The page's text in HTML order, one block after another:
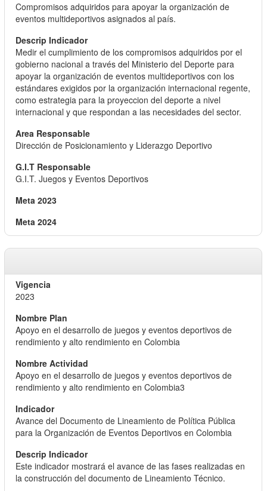
Compromisos adquiridos para apoyar la organización de
eventos multideportivos asignados al país.
Medir el cumplimiento de los compromisos adquiridos por el
gobierno nacional a través del Ministerio del Deporte para
apoyar la organización de eventos multideportivos con los
estándares exigidos por la organización internacional regente,
como estrategia para la proyeccion del deporte a nivel
internacional y que respondan a las necesidades del sector.
Dirección de Posicionamiento y Liderazgo Deportivo
G.I.T. Juegos y Eventos Deportivos
2023
Apoyo en el desarrollo de juegos y eventos deportivos de
rendimiento y alto rendimiento en Colombia
Apoyo en el desarrollo de juegos y eventos deportivos de
rendimiento y alto rendimiento en Colombia3
Avance del Documento de Lineamiento de Política Pública
para la Organización de Eventos Deportivos en Colombia
Este indicador mostrará el avance de las fases realizadas en
la construcción del documento de Lineamiento Técnico.